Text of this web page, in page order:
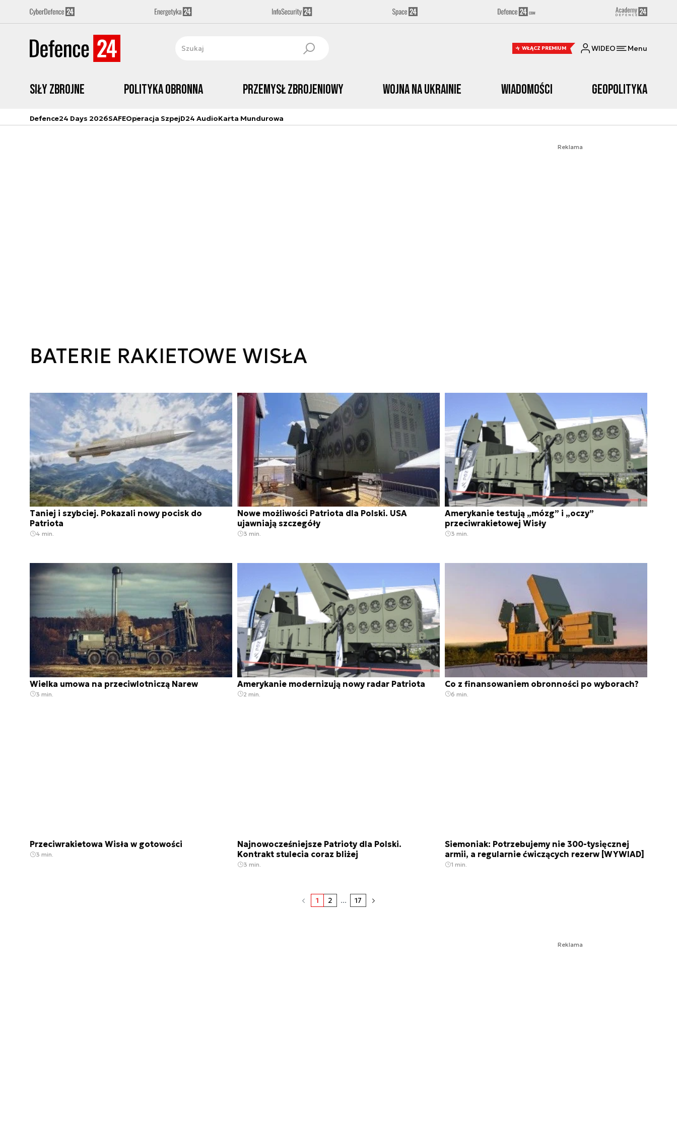
WŁĄCZ PREMIUM WIDEO Menu
Siły zbrojne Polityka obronna Przemysł Zbrojeniowy Wojna na Ukrainie Wiadomości Geopolityka
Defence24 Days 2026SAFEOperacja SzpejD24 AudioKarta Mundurowa
Reklama
BATERIE RAKIETOWE WISŁA
Taniej i szybciej. Pokazali nowy pocisk do
Patriota
4 min.
Nowe możliwości Patriota dla Polski. USA
ujawniają szczegóły
3 min.
Amerykanie testują „mózg” i „oczy”
przeciwrakietowej Wisły
3 min.
Wielka umowa na przeciwlotniczą Narew
3 min.
Amerykanie modernizują nowy radar Patriota
2 min.
Co z finansowaniem obronności po wyborach?
6 min.
Przeciwrakietowa Wisła w gotowości
3 min.
Najnowocześniejsze Patrioty dla Polski.
Kontrakt stulecia coraz bliżej
3 min.
Siemoniak: Potrzebujemy nie 300-tysięcznej
armii, a regularnie ćwiczących rezerw [WYWIAD]
1 min.
1 2 ... 17
Reklama